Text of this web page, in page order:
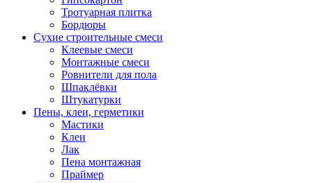
Тротуарная плитка
Бордюры
Сухие строительные смеси
Клеевые смеси
Монтажные смеси
Ровнители для пола
Шпаклёвки
Штукатурки
Пены, клеи, герметики
Мастики
Клеи
Лак
Пена монтажная
Праймер